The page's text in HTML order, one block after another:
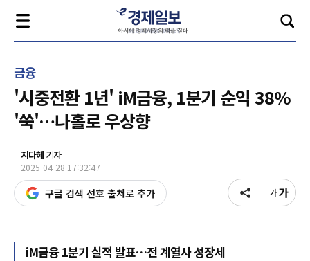
금융
'시중전환 1년' iM금융, 1분기 순익 38%
'쑥'…나홀로 우상향
지다혜 기자
2025-04-28 17:32:47
구글 검색 선호 출처로 추가
iM금융 1분기 실적 발표…전 계열사 성장세